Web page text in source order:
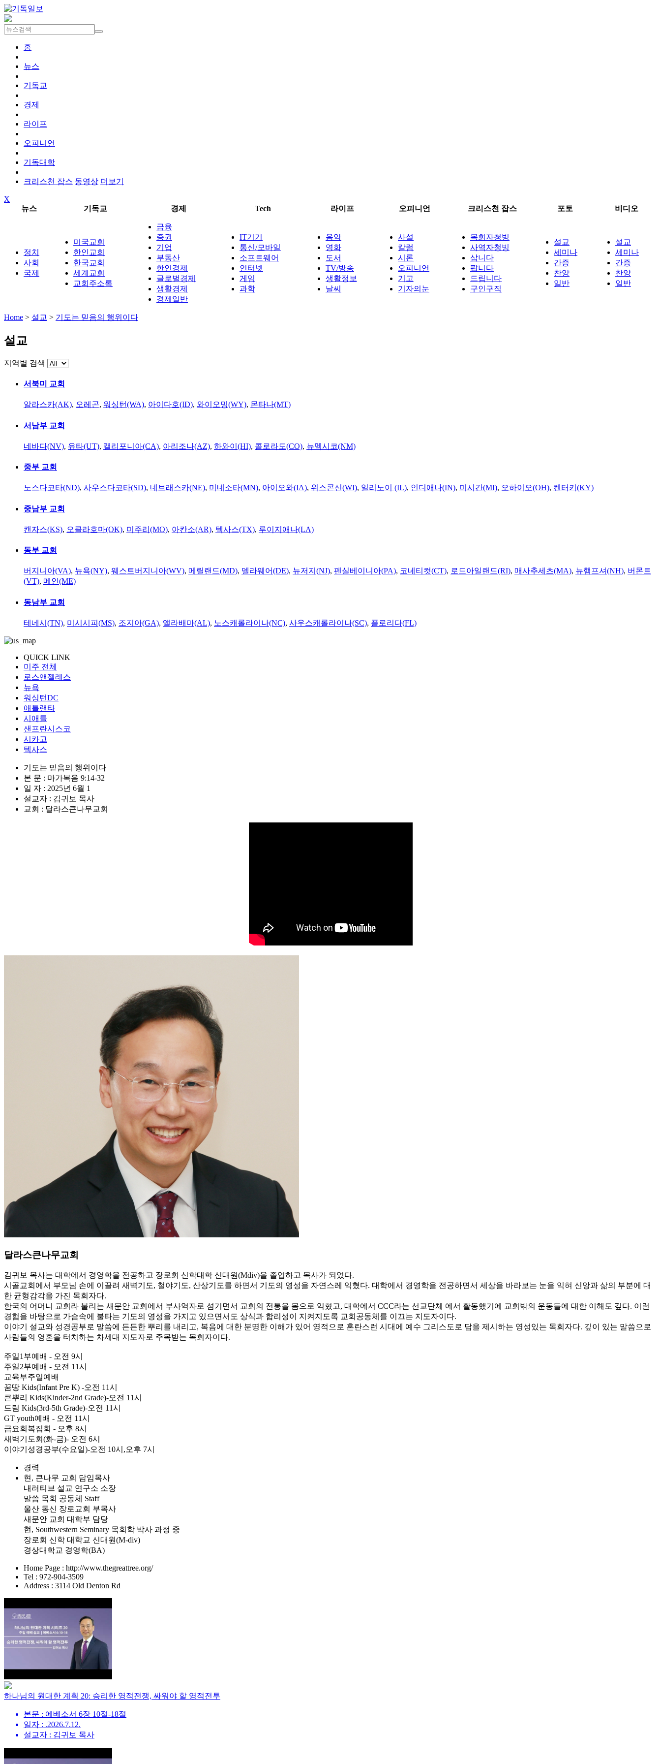
홈
뉴스
기독교
경제
라이프
오피니언
기독대학
크리스천 잡스 동영상 더보기
X
뉴스
기독교 경제 Tech 라이프 오피니언 크리스천 잡스 포토 비디오
정치
사회
국제
미국교회
한인교회
한국교회
세계교회
교회주소록
금융
증권
기업
부동산
한인경제
글로벌경제
생활경제
경제일반
IT기기
통신/모바일
소프트웨어
인터넷
게임
과학
음악
영화
도서
TV/방송
생활정보
날씨
사설
칼럼
시론
오피니언
기고
기자의눈
목회자청빙
사역자청빙
삽니다
팝니다
드립니다
구인구직
설교
세미나
간증
찬양
일반
설교
세미나
간증
찬양
일반
Home > 설교 > 기도는 믿음의 행위이다
설교
지역별 검색
서북미 교회
알라스카(AK), 오레곤, 워싱턴(WA), 아이다호(ID), 와이오밍(WY), 몬타나(MT)
서남부 교회
네바다(NV), 유타(UT), 캘리포니아(CA), 아리조나(AZ), 하와이(HI), 콜로라도(CO), 뉴멕시코(NM)
중부 교회
노스다코타(ND), 사우스다코타(SD), 네브래스카(NE), 미네소타(MN), 아이오와(IA), 위스콘신(WI), 일리노이 (IL), 인디애나(IN), 미시간(MI), 오하이오(OH), 켄터키(KY)
중남부 교회
캔자스(KS), 오클라호마(OK), 미주리(MO), 아칸소(AR), 텍사스(TX), 루이지애나(LA)
동부 교회
버지니아(VA), 뉴욕(NY), 웨스트버지니아(WV), 메릴랜드(MD), 델라웨어(DE), 뉴저지(NJ), 펜실베이니아(PA), 코네티컷(CT), 로드아일랜드(RI), 매사추세츠(MA), 뉴햄프셔(NH), 버몬트
(VT), 메인(ME)
동남부 교회
테네시(TN), 미시시피(MS), 조지아(GA), 앨라배마(AL), 노스캐롤라이나(NC), 사우스캐롤라이나(SC), 플로리다(FL)
QUICK LINK
미주 전체
로스앤젤레스
뉴욕
워싱턴DC
애틀랜타
시애틀
샌프란시스코
시카고
텍사스
기도는 믿음의 행위이다
본 문 : 마가복음 9:14-32
일 자 : 2025년 6월 1
설교자 : 김귀보 목사
교회 : 달라스큰나무교회
달라스큰나무교회
김귀보 목사는 대학에서 경영학을 전공하고 장로회 신학대학 신대원(Mdiv)을 졸업하고 목사가 되었다.
시골교회에서 부모님 손에 이끌려 새벽기도, 철야기도, 산상기도를 하면서 기도의 영성을 자연스레 익혔다. 대학에서 경영학을 전공하면서 세상을 바라보는 눈을 익혀 신앙과 삶의 부분에 대
한 균형감각을 가진 목회자다.
한국의 어머니 교회라 불리는 새문안 교회에서 부사역자로 섬기면서 교회의 전통을 몸으로 익혔고, 대학에서 CCC라는 선교단체 에서 활동했기에 교회밖의 운동들에 대한 이해도 깊다. 이런
경험을 바탕으로 가슴속에 불타는 기도의 영성을 가지고 있으면서도 상식과 합리성이 지켜지도록 교회공동체를 이끄는 지도자이다.
이야기 설교와 성경공부로 말씀에 든든한 뿌리를 내리고, 복음에 대한 분명한 이해가 있어 영적으로 혼란스런 시대에 예수 그리스도로 답을 제시하는 영성있는 목회자다. 깊이 있는 말씀으로
사람들의 영혼을 터치하는 차세대 지도자로 주목받는 목회자이다.
주일1부예배 - 오전 9시
주일2부예배 - 오전 11시
교육부주일예배
꿈땅 Kids(Infant Pre K) -오전 11시
큰뿌리 Kids(Kinder-2nd Grade)-오전 11시
드림 Kids(3rd-5th Grade)-오전 11시
GT youth예배 - 오전 11시
금요회복집회 - 오후 8시
새벽기도회(화-금)- 오전 6시
이야기성경공부(수요일)-오전 10시,오후 7시
경력
현, 큰나무 교회 담임목사
내러티브 설교 연구소 소장
말씀 목회 공동체 Staff
울산 동신 장로교회 부목사
새문안 교회 대학부 담당
현, Southwestern Seminary 목회학 박사 과정 중
장로회 신학 대학교 신대원(M-div)
경상대학교 경영학(BA)
Home Page : http://www.thegreattree.org/
Tel : 972-904-3509
Address : 3114 Old Denton Rd
하나님의 원대한 계획 20: 승리한 영적전쟁, 싸워야 할 영적전투
본문 : 에베소서 6장 10절-18절
일자 : .2026.7.12.
설교자 : 김귀보 목사